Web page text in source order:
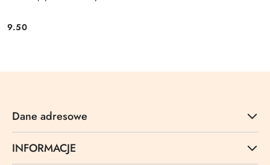
Cena:
9.50
Dane adresowe
INFORMACJE